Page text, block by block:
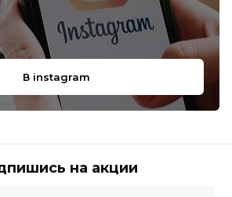
В instagram
на акции